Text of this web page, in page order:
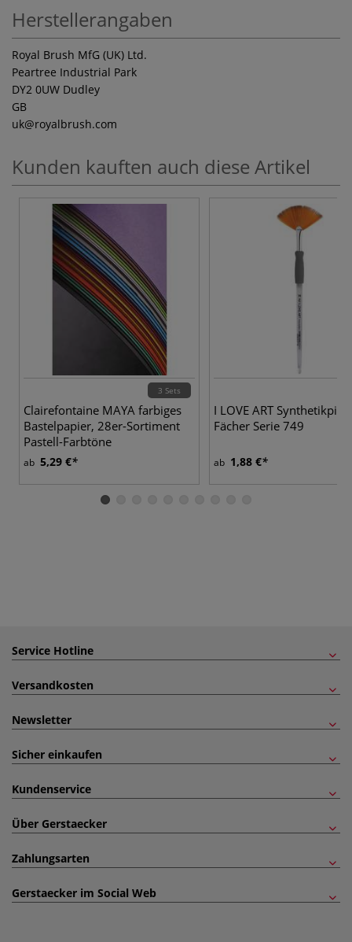
Herstellerangaben
Royal Brush MfG (UK) Ltd.
Peartree Industrial Park
DY2 0UW Dudley
GB
uk@royalbrush.com
Kunden kauften auch diese Artikel
3 Sets
Clairefontaine MAYA farbiges
Bastelpapier, 28er-Sortiment
Pastell-Farbtöne
ab 5,29 €
I LOVE ART
Fächer Serie 749
ab 1,88 €
Service Hotline
Versandkosten
Newsletter
Sicher einkaufen
Kundenservice
Über Gerstaecker
Zahlungsarten
Gerstaecker im Social Web